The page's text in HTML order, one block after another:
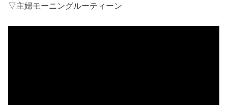
▽主婦モーニングルーティーン